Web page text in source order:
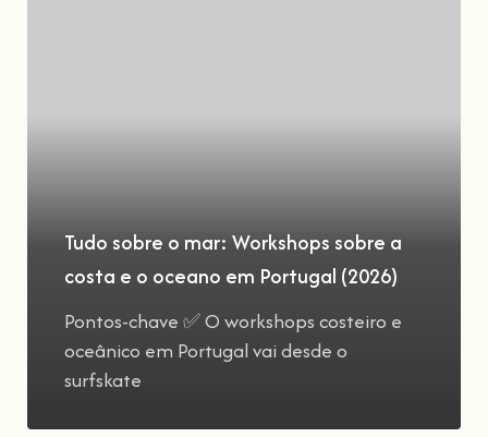
Tudo sobre o mar: Workshops sobre a
costa e o oceano em Portugal (2026)
Pontos-chave ✅ O workshops costeiro e
oceânico em Portugal vai desde o
surfskate